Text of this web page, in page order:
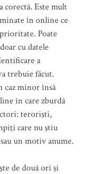
corectă. Este mult
în online ce
Poate
cu datele
a
trebuie făcut.
caz minor însă
în care zburdă
terorişti,
care nu ştiu
un motiv anume.
de două ori şi